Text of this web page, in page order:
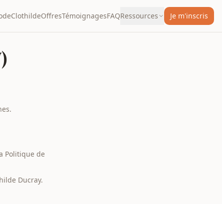
ClothildeOffresTémoignagesFAQRessources Je m'inscris
Politique de
Ducray.